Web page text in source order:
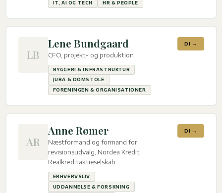
IT, AI OG TECH
HR & PEOPLE
LB
Lene Bundgaard
CFO, projekt- og produktion
BYGGERI & INFRASTRUKTUR
JURA & DOMSTOLE
FORENINGEN & ORGANISATIONER
DI →
AR
Anne Rømer
Næstformand og formand for
revisionsudvalg, Nordea Kredit
Realkreditaktieselskab
ERHVERVSLIV
UDDANNELSE & FORSKNING
DI →